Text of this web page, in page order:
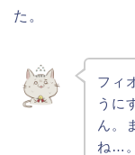
た。
フィ
うに
ん。
ね…。